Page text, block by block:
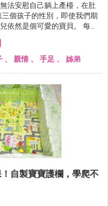
法安慰自己躺上產檯，在肚
個孩子的性別，即使我們期
依然是個可愛的寶貝。 每四
體會到一個孩子的孤單，二
。
、 親情 、 手足 、 姊弟
！自製寶寶護欄，學爬不